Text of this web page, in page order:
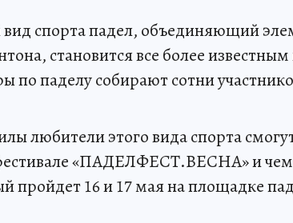
спорта падел, объединяющий
становится все более
по паделу собирают сотни
любители этого вида спорта
«ПАДЕЛФЕСТ.ВЕСНА» и
пройдет 16 и 17 мая на площадке